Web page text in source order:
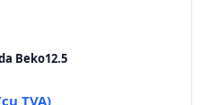
Beko12.5
TVA)